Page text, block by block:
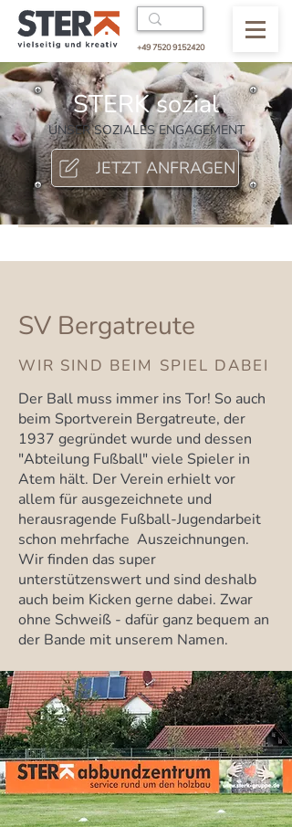
+49 7520 9152420
STERK sozial
UNSER SOZIALES ENGAGEMENT
JETZT ANFRAGEN
SV Bergatreute
WIR SIND BEIM SPIEL DABEI
Der Ball muss immer ins Tor! So auch
beim Sportverein Bergatreute, der
1937 gegründet wurde und dessen
"Abteilung Fußball" viele Spieler in
Atem hält. Der Verein erhielt vor
allem für ausgezeichnete und
herausragende Fußball-Jugendarbeit
schon mehrfache Auszeichnungen.
Wir finden das super
unterstützenswert und sind deshalb
auch beim Kicken gerne dabei. Zwar
ohne Schweiß - dafür ganz bequem an
der Bande mit unserem Namen.